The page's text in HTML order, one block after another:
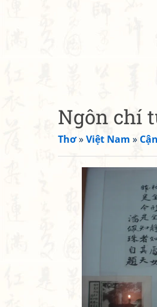
Ngôn chí
Thơ»Việt Nam »